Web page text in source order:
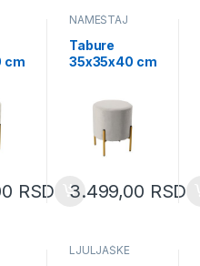
cm
RSD
NAMEŠTAJ
Tabure
35x35x40 cm
3.499,00 RSD
LJULJAŠKE